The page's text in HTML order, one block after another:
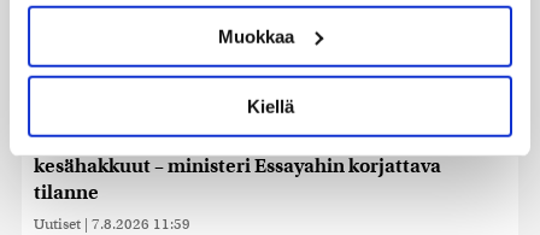
ominaispiirteitä aktiivisesti (sormenjäljen
Lue lisää siitä, miten henkilötietojasi käsitellään ja miten
suostumustasi tai peruuttaa sen milloin vain
evästeilmoituksessa.
Käytämme evästeitä tarjoamamme sisällön ja mainosten
räätälöimiseen, sosiaalisen median ominaisuuksien
Muokkaa
Kiellä
Rajavartiolaitos sulkee loputkin itärajan esteaidan
riistaportit afrikkalaisen sikaruton vuoksi
Uutiset | 7.8.2026 12:03
Keskustan Siponen: Epäselvä laki uhkaa pysäyttää
kesähakkuut – ministeri Essayahin korjattava
tilanne
Uutiset | 7.8.2026 11:59